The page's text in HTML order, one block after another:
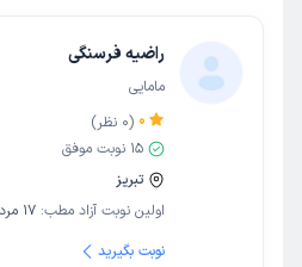
راضیه فرسنگی
مامایی
0
(
0 نظر)
15 نوبت موفق
تبریز
اولین نوبت آزاد مطب: 17 مرداد 1405
نوبت بگیرید